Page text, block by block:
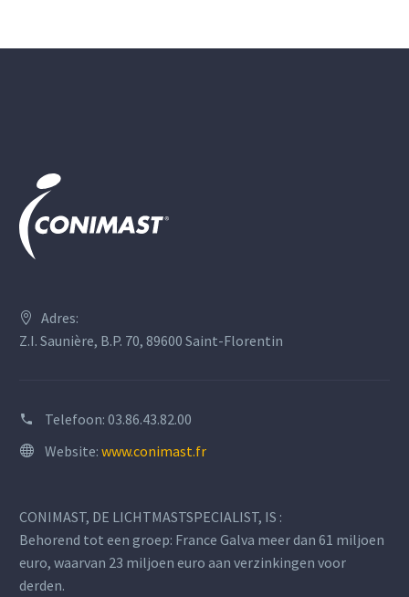
Adres:
Z.I. Saunière, B.P. 70, 89600 Saint-Florentin
Telefoon: 03.86.43.82.00
Website: www.conimast.fr
CONIMAST, DE LICHTMASTSPECIALIST, IS :
Behorend tot een groep: France Galva meer dan 61 miljoen
euro, waarvan 23 miljoen euro aan verzinkingen voor
derden.